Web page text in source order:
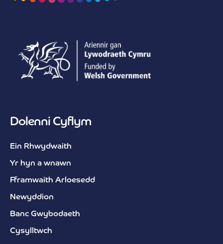
Dolenni Cyflym
Ein Rhwydwaith
Yr hyn a wnawn
Fframwaith Arloesedd
Newyddion
Banc Gwybodaeth
Cysylltwch